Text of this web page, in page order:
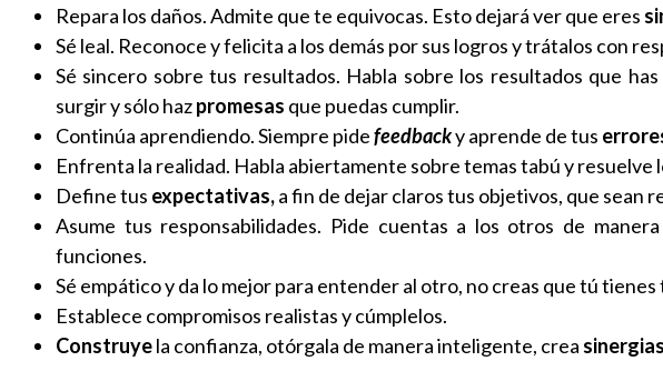
Repara los daños. Admite que te equivocas. Esto dejará ver que eres
Sé leal. Reconoce y felicita a los demás por sus logros y trátalos con
Sé sincero sobre tus resultados. Habla sobre los resultados que has
surgir y sólo hazpromesas que puedas cumplir.
Continúa aprendiendo. Siempre pidefeedbacky aprende de tus
Enfrenta la realidad. Habla abiertamente sobre temas tabú y resuelve
Define tus expectativas,a fin de dejar claros tus objetivos, que sean
Asume tus responsabilidades. Pide cuentas a los otros de
funciones.
Sé empático y da lo mejor para entender al otro, no creas que tú tienes
Establece compromisos realistas y cúmplelos.
Construyela confianza, otórgala de manera inteligente, crea sinergias